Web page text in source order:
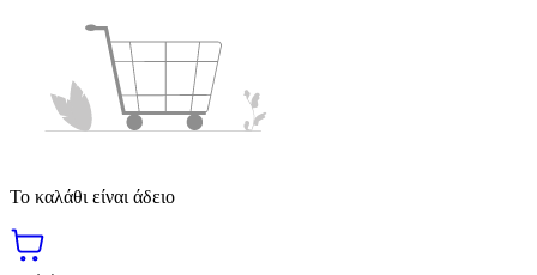
Το καλάθι είναι άδειο